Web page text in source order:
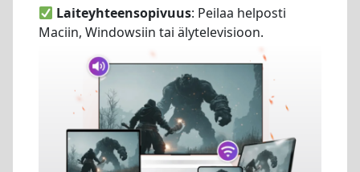
Laiteyhteensopivuus: Peilaa helposti
Maciin, Windowsiin tai älytelevisioon.